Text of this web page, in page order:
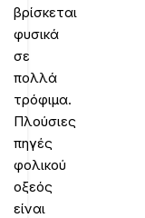
βρίσκεται
φυσικά
σε
πολλά
τρόφιμα.
Πλούσιες
πηγές
φολικού
οξεός
είναι